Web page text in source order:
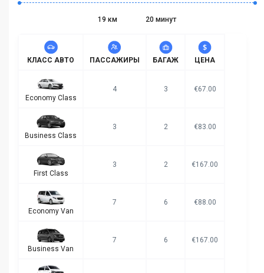
19 км 20 минут
КЛАСС АВТО ПАССАЖИРЫ БАГАЖ ЦЕНА
Economy Class
4 3 €67.00
Business Class
3 2 €83.00
First Class
3 2 €167.00
Economy Van
7 6 €88.00
Business Van
7 6 €167.00